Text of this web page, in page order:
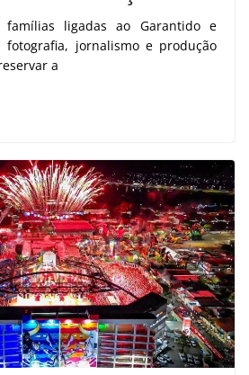
ligadas ao Garantido e
fotografia, jornalismo e produção
a